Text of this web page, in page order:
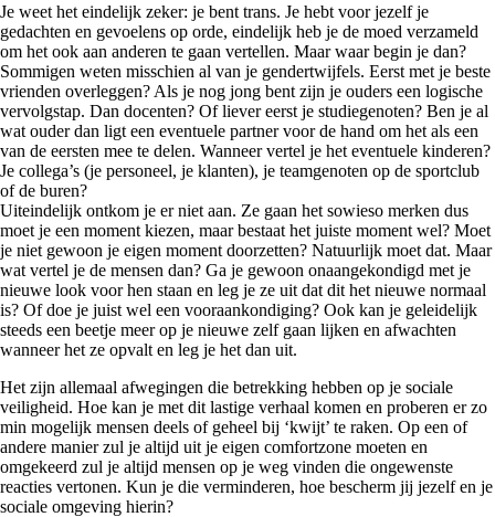
Je weet het eindelijk zeker: je bent trans. Je hebt voor jezelf je
gedachten en gevoelens op orde, eindelijk heb je de moed verzameld
om het ook aan anderen te gaan vertellen. Maar waar begin je dan?
Sommigen weten misschien al van je gendertwijfels. Eerst met je beste
vrienden overleggen? Als je nog jong bent zijn je ouders een logische
vervolgstap. Dan docenten? Of liever eerst je studiegenoten? Ben je al
wat ouder dan ligt een eventuele partner voor de hand om het als een
van de eersten mee te delen. Wanneer vertel je het eventuele kinderen?
Je collega’s (je personeel, je klanten), je teamgenoten op de sportclub
of de buren?
Uiteindelijk ontkom je er niet aan. Ze gaan het sowieso merken dus
moet je een moment kiezen, maar bestaat het juiste moment wel? Moet
je niet gewoon je eigen moment doorzetten? Natuurlijk moet dat. Maar
wat vertel je de mensen dan? Ga je gewoon onaangekondigd met je
nieuwe look voor hen staan en leg je ze uit dat dit het nieuwe normaal
is? Of doe je juist wel een vooraankondiging? Ook kan je geleidelijk
steeds een beetje meer op je nieuwe zelf gaan lijken en afwachten
wanneer het ze opvalt en leg je het dan uit.
Het zijn allemaal afwegingen die betrekking hebben op je sociale
veiligheid. Hoe kan je met dit lastige verhaal komen en proberen er zo
min mogelijk mensen deels of geheel bij ‘kwijt’ te raken. Op een of
andere manier zul je altijd uit je eigen comfortzone moeten en
omgekeerd zul je altijd mensen op je weg vinden die ongewenste
reacties vertonen. Kun je die verminderen, hoe bescherm jij jezelf en je
sociale omgeving hierin?